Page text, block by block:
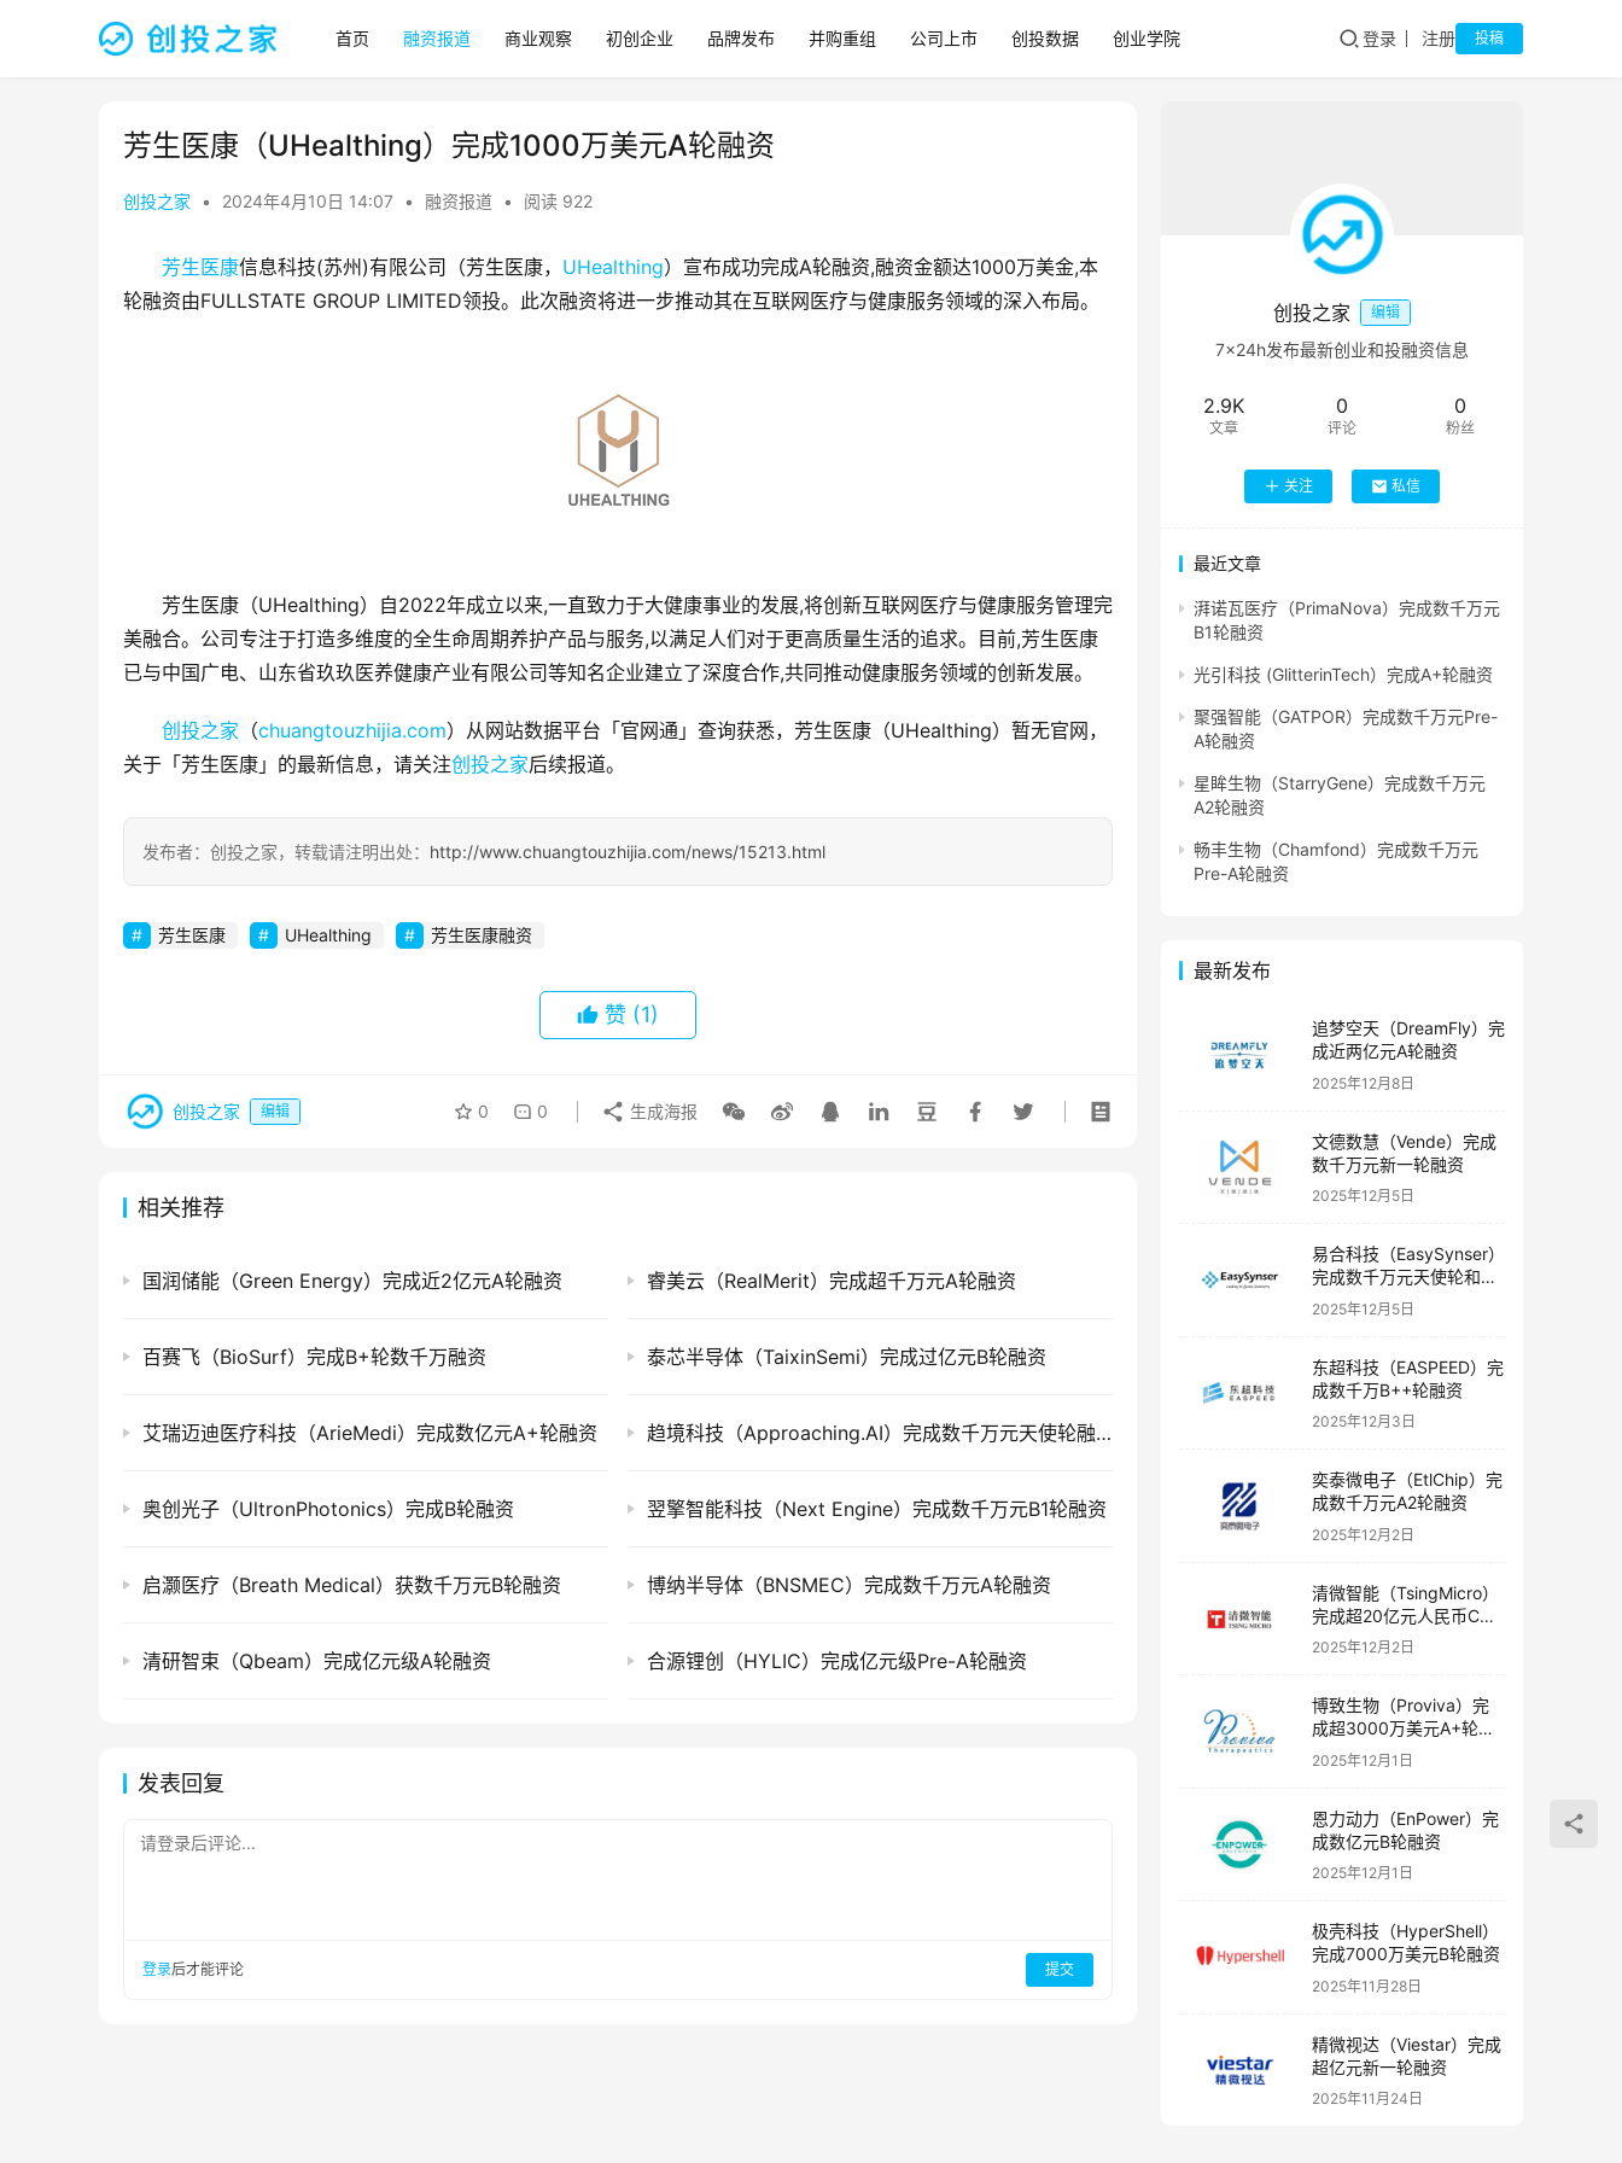
首页 融资报道 商业观察 初创企业 品牌发布 并购重组 公司上市 创投数据 创业学院 登录 注册 投稿
芳生医康（UHealthing）完成1000万美元A轮融资
创投之家 • 2024年4月10日 14:07 • 融资报道 • 阅读 922
芳生医康信息科技(苏州)有限公司（芳生医康， UHealthing）宣布成功完成A轮融资,融资金额达1000万美金,本
轮融资由FULLSTATE GROUP LIMITED领投。此次融资将进一步推动其在互联网医疗与健康服务领域的深入布局。
芳生医康（UHealthing）自2022年成立以来,一直致力于大健康事业的发展,将创新互联网医疗与健康服务管理完
美融合。公司专注于打造多维度的全生命周期养护产品与服务,以满足人们对于更高质量生活的追求。目前,芳生医康
已与中国广电、山东省玖玖医养健康产业有限公司等知名企业建立了深度合作,共同推动健康服务领域的创新发展。
创投之家 （chuangtouzhijia.com）从网站数据平台「官网通」查询获悉，芳生医康（UHealthing）暂无官网，
关于「芳生医康」的最新信息，请关注创投之家后续报道。
发布者：创投之家，转载请注明出处： http://www.chuangtouzhijia.com/news/15213.html
芳生医康 UHealthing 芳生医康融资
赞 (1)
创投之家 编辑 0 0 生成海报
相关推荐
国润储能（Green Energy）完成近2亿元A轮融资 睿美云（RealMerit）完成超千万元A轮融资
百赛飞（BioSurf）完成B+轮数千万融资 泰芯半导体（TaixinSemi）完成过亿元B轮融资
艾瑞迈迪医疗科技（ArieMedi）完成数亿元A+轮融资 趋境科技（Approaching.AI）完成数千万元天使轮融资
奥创光子（UltronPhotonics）完成B轮融资 翌擎智能科技（Next Engine）完成数千万元B1轮融资
启灏医疗（Breath Medical）获数千万元B轮融资 博纳半导体（BNSMEC）完成数千万元A轮融资
清研智束（Qbeam）完成亿元级A轮融资 合源锂创（HYLIC）完成亿元级Pre-A轮融资
发表回复
请登录后评论...
登录后才能评论 提交
创投之家 编辑
7×24h发布最新创业和投融资信息
2.9K
文章
0
评论
0
粉丝
关注 私信
最近文章
湃诺瓦医疗（PrimaNova）完成数千万元
B1轮融资
光引科技 (GlitterinTech）完成A+轮融资
聚强智能（GATPOR）完成数千万元Pre-
A轮融资
星眸生物（StarryGene）完成数千万元
A2轮融资
畅丰生物（Chamfond）完成数千万元
Pre-A轮融资
最新发布
追梦空天（DreamFly）完
成近两亿元A轮融资
2025年12月8日
文德数慧（Vende）完成
数千万元新一轮融资
2025年12月5日
易合科技（EasySynser）
完成数千万元天使轮和天
使+轮融资
2025年12月5日
东超科技（EASPEED）完
成数千万B++轮融资
2025年12月3日
奕泰微电子（EtlChip）完
成数千万元A2轮融资
2025年12月2日
清微智能（TsingMicro）
完成超20亿元人民币C轮
融资
2025年12月2日
博致生物（Proviva）完
成超3000万美元A+轮融
资
2025年12月1日
恩力动力（EnPower）完
成数亿元B轮融资
2025年12月1日
极壳科技（HyperShell）
完成7000万美元B轮融资
2025年11月28日
精微视达（Viestar）完成
超亿元新一轮融资
2025年11月24日